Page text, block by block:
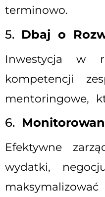
terminowo.
5. Dbaj o
Inwestycja w
kompetencji
mentoringowe,
6.
Efektywne
wydatki,